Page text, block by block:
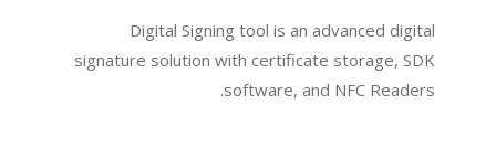
Digital Signing tool is an advanced digital
signature solution with certificate storage, SDK
software, and NFC Readers.